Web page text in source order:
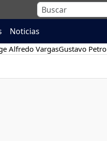
Noticias
Alfredo VargasGustavo Petro